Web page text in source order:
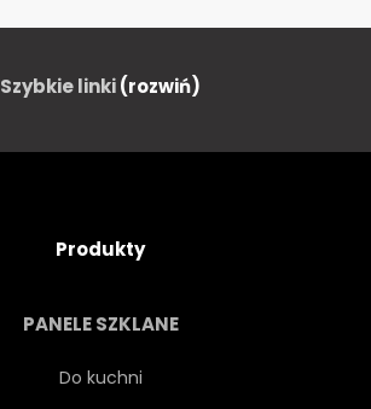
Szybkie linki(rozwiń)
Produkty
PANELE SZKLANE
Do kuchni